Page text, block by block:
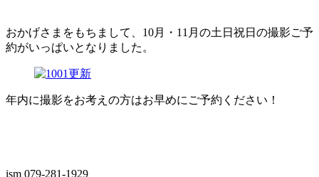
おかげさまをもちまして、10月・11月の土日祝日の撮影ご予
約がいっぱいとなりました。
年内に撮影をお考えの方はお早めにご予約ください！
ism 079-281-1929